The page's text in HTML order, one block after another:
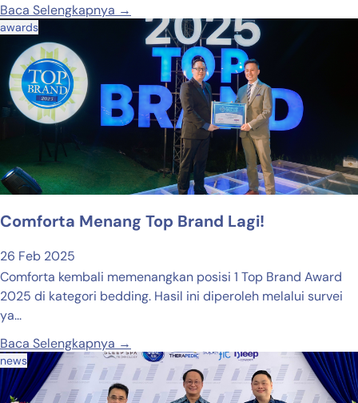
Baca Selengkapnya →
awards
Comforta Menang Top Brand Lagi!
26 Feb 2025
Comforta kembali memenangkan posisi 1 Top Brand Award
2025 di kategori bedding. Hasil ini diperoleh melalui survei
ya...
Baca Selengkapnya →
news